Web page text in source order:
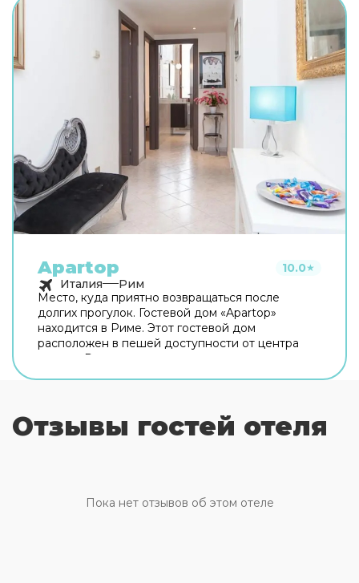
Apartop 10.0★
Италия
Рим
Место, куда приятно возвращаться после
долгих прогулок. Гостевой дом «Apartop»
находится в Риме. Этот гостевой дом
расположен в пешей доступности от центра
города. Рядом с гостевым домом можно
В гостевом доме есть бесплатный Wi-Fi. Для
путешественников на машине организована
передвижения возможна организация
трансфера. Доступная среда: работает лифт. А
Отзывы гостей отеля
Пока нет отзывов об этом отеле